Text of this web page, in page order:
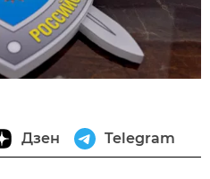
Дзен Telegram